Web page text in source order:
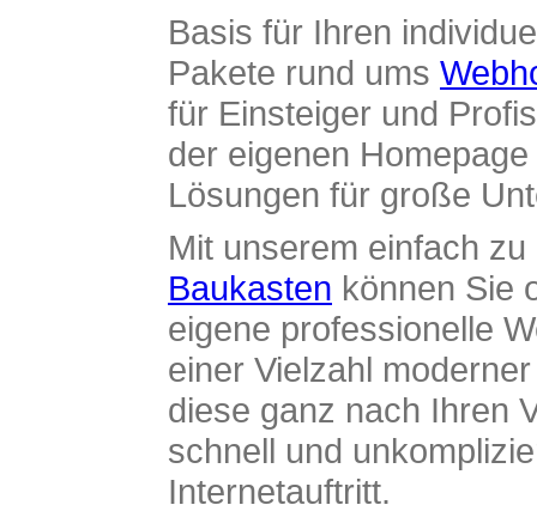
Basis für Ihren
Pakete rund ums
für Einsteiger und
der eigenen
Lösungen für große
Mit unserem einfach
Baukasten können Sie
eigene professionelle
einer Vielzahl
diese ganz nach Ihren
schnell und
Internetauftritt.